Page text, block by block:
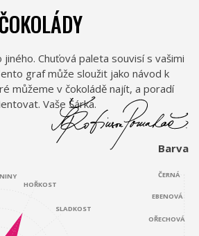
jiného. Chuťová paleta souvisí s vašimi
graf může sloužit jako návod k
můžeme v čokoládě najít, a poradí
Vaše Šárka.
Barva
ČERNÁ
EBENOVÁ
OŘECHOVÁ
HOŘKOST
SLADKOST